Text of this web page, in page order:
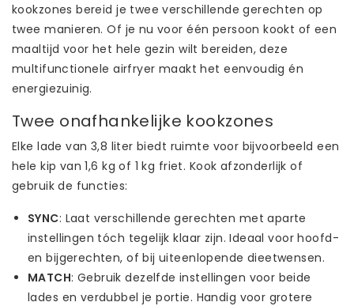
kookzones bereid je twee verschillende gerechten op
twee manieren. Of je nu voor één persoon kookt of een
maaltijd voor het hele gezin wilt bereiden, deze
multifunctionele airfryer maakt het eenvoudig én
energiezuinig.
Twee onafhankelijke kookzones
Elke lade van 3,8 liter biedt ruimte voor bijvoorbeeld een
hele kip van 1,6 kg of 1 kg friet. Kook afzonderlijk of
gebruik de functies:
SYNC: Laat verschillende gerechten met aparte
instellingen tóch tegelijk klaar zijn. Ideaal voor hoofd-
en bijgerechten, of bij uiteenlopende dieetwensen.
MATCH: Gebruik dezelfde instellingen voor beide
lades en verdubbel je portie. Handig voor grotere